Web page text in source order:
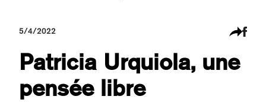
5/4/2022
Patricia Urquiola, une
pensée libre